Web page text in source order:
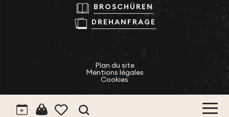
BROSCHÜREN
DREHANFRAGE
Plan du site
Mentions légales
Cookies